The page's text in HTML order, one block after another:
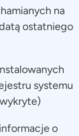
na
ostatniego
systemu
o